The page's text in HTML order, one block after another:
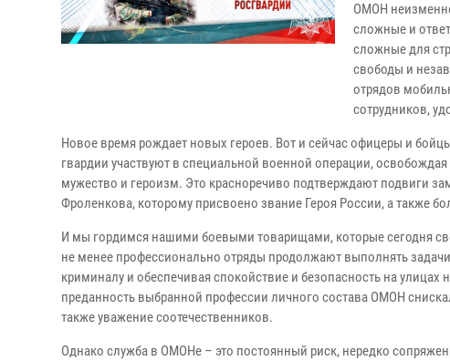
ОМОН
сложные и
сложные для
свободы и
отрядов
сотрудников,
Новое время рождает новых героев. Вот и сейчас офицеры и
гвардии участвуют в специальной военной операции,
мужество и героизм. Это красноречиво подтверждают подвиги
Фроленкова, которому присвоено звание Героя России, а также
И мы гордимся нашими боевыми товарищами, которые сегодня
не менее профессионально отряды продолжают выполнять
криминалу и обеспечивая спокойствие и безопасность на
преданность выбранной профессии личного состава ОМОН
также уважение соотечественников.
Однако служба в ОМОНе – это постоянный риск, нередко